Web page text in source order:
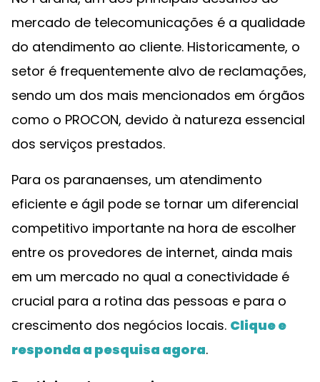
mercado de telecomunicações é a qualidade
do atendimento ao cliente. Historicamente, o
setor é frequentemente alvo de reclamações,
sendo um dos mais mencionados em órgãos
como o PROCON, devido à natureza essencial
dos serviços prestados.
Para os paranaenses, um atendimento
eficiente e ágil pode se tornar um diferencial
competitivo importante na hora de escolher
entre os provedores de internet, ainda mais
em um mercado no qual a conectividade é
crucial para a rotina das pessoas e para o
crescimento dos negócios locais. Clique e
responda a pesquisa agora.